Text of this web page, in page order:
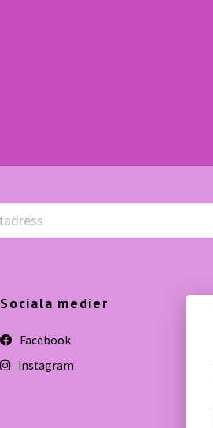
Sociala medier
Facebook
Instagram